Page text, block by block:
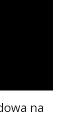
na